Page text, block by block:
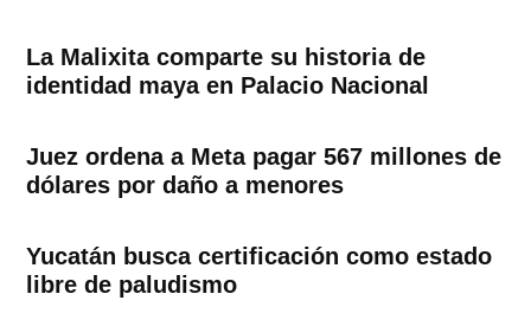
La Malixita comparte su historia de
identidad maya en Palacio Nacional
Juez ordena a Meta pagar 567 millones de
dólares por daño a menores
Yucatán busca certificación como estado
libre de paludismo